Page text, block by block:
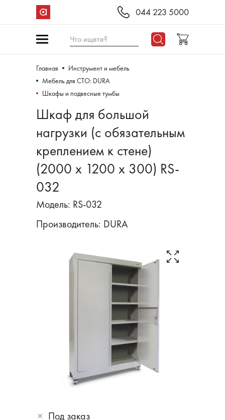
044 223 5000
Что ищете?
Главная
Инструмент и мебель
Мебель для СТО: DURA
Шкафы и подвесные тумбы
Шкаф для большой
нагрузки (с обязательным
креплением к стене)
(2000 х 1200 х 300) RS-
032
Модель: RS-032
Производитель: DURA
Под заказ